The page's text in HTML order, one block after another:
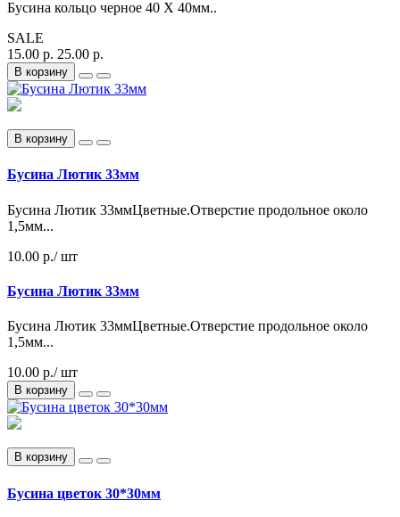
Бусина кольцо черное 40 Х 40мм..
SALE
15.00 р. 25.00 р.
В корзину
В корзину
Бусина Лютик 33мм
Бусина Лютик 33ммЦветные.Отверстие продольное около
1,5мм...
10.00 р./ шт
Бусина Лютик 33мм
Бусина Лютик 33ммЦветные.Отверстие продольное около
1,5мм...
10.00 р./ шт
В корзину
В корзину
Бусина цветок 30*30мм